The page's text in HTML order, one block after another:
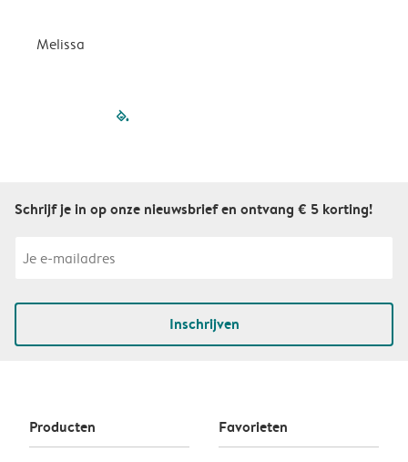
Melissa
filled-pagination
Schrijf je in op onze nieuwsbrief en ontvang € 5 korting!
Inschrijven
Producten Favorieten